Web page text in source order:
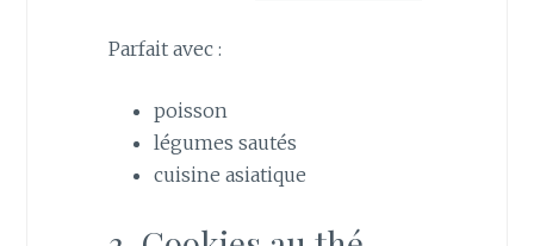
Parfait avec :
poisson
légumes sautés
cuisine asiatique